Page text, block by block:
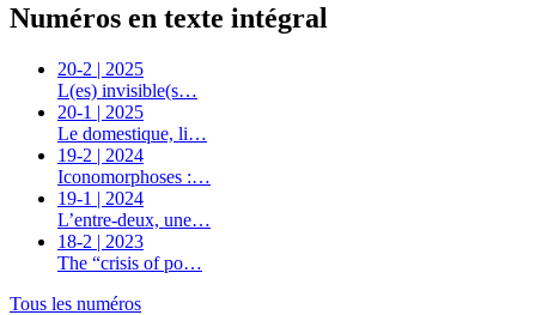
Numéros en texte intégral
20-2 | 2025
L(es) invisible(s…
20-1 | 2025
Le domestique, li…
19-2 | 2024
Iconomorphoses :…
19-1 | 2024
L’entre-deux, une…
18-2 | 2023
The “crisis of po…
Tous les numéros